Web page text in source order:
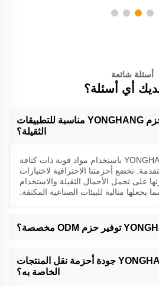
أسئلة شائعة
أي أسئلة؟
ما الذي يجعل حزم YONGHANG مناسبة للتطبيقات
الثقيلة؟
تُصنع أحزمة نقل YONGHANG باستخدام مواد قوية ذات كثافة
تخضع أحزمتنا الاحترافية لاختبارات
على تحمل الأحمال الثقيلة والاستخدام
يجعلها مثالية للبيئات الصناعية المكثفة.
معك من المفهوم وحتى الإنتاج، لضمان أن
المنتج النهائي يلبي مواصفاتك الدقيقة.
كيف يضمن YONGHANG جودة أحزمة نقل المنتجات
الخاصة به؟